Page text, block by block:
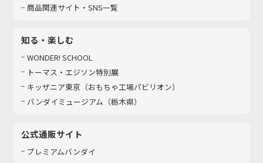
商品関連サイト・SNS一覧
知る・楽しむ
WONDER! SCHOOL
トーマス・エジソン特別展
キッザニア東京（おもちゃ工場パビリオン）​
バンダイミュージアム（栃木県）
公式通販サイト
プレミアムバンダイ